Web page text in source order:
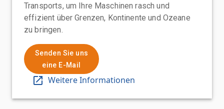
Transports, um Ihre Maschinen rasch und
effizient über Grenzen, Kontinente und Ozeane
zu bringen.
Senden Sie uns
eine E-Mail
Weitere Informationen